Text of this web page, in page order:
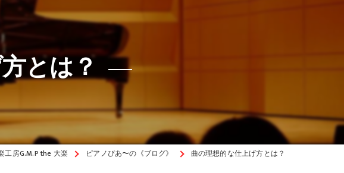
判
客様の声とは？
工房G.M.P the 大楽 ピアノぴあ〜の《ブログ》 曲の理想的な仕上げ方とは？